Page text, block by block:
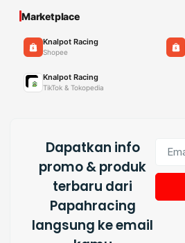
Marketplace
Knalpot Racing
Shopee
Knalpot Racing
TikTok & Tokopedia
Dapatkan info
promo & produk
terbaru dari
Papahracing
langsung ke email